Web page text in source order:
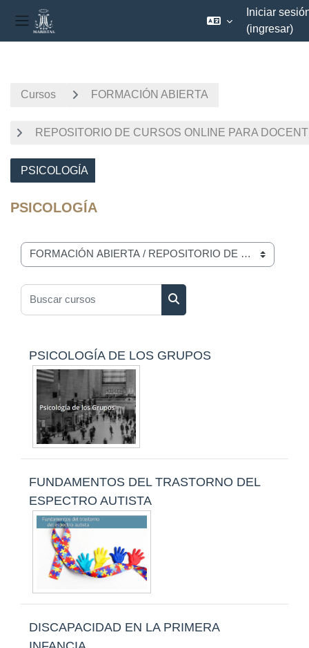
Pánel lateral
Iniciar
(ingresar)
Cursos FORMACIÓN ABIERTA
REPOSITORIO DE CURSOS ONLINE PARA
PSICOLOGÍA
PSICOLOGÍA
Categorías
Buscar cursos
Buscar cursos
PSICOLOGÍA DE LOS GRUPOS
FUNDAMENTOS DEL TRASTORNO DEL
ESPECTRO AUTISTA
DISCAPACIDAD EN LA PRIMERA